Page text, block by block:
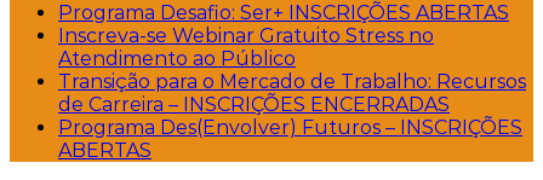
Programa Desafio: Ser+ INSCRIÇÕES ABERTAS
Inscreva-se Webinar Gratuito Stress no
Atendimento ao Público
Transição para o Mercado de Trabalho: Recursos
de Carreira – INSCRIÇÕES ENCERRADAS
Programa Des(Envolver) Futuros – INSCRIÇÕES
ABERTAS